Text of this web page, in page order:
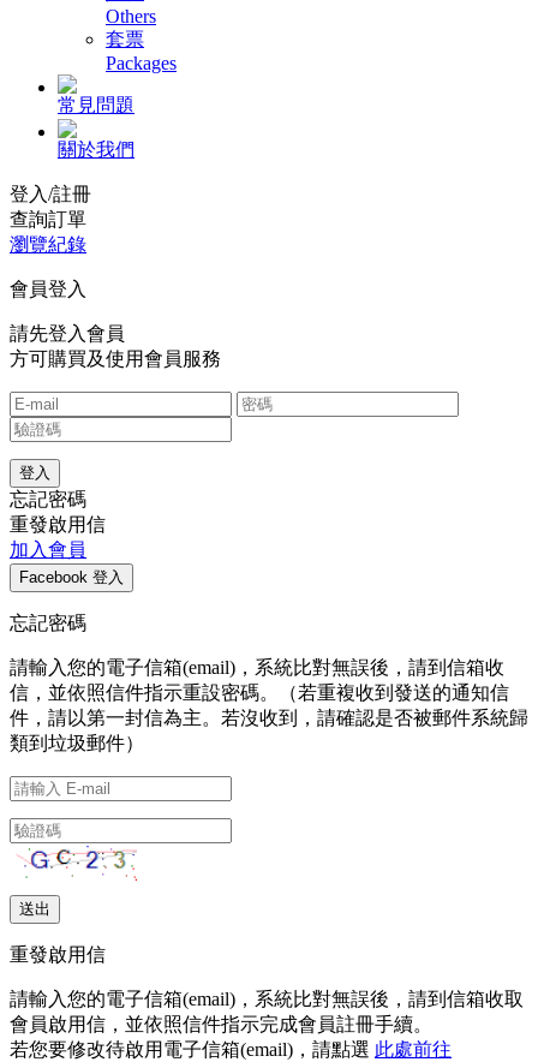
Others
套票
Packages
常見問題
關於我們
登入/註冊
查詢訂單
瀏覽紀錄
會員登入
請先登入會員
方可購買及使用會員服務
忘記密碼
重發啟用信
加入會員
忘記密碼
請輸入您的電子信箱(email)，系統比對無誤後，請到信箱收
信，並依照信件指示重設密碼。（若重複收到發送的通知信
件，請以第一封信為主。若沒收到，請確認是否被郵件系統歸
類到垃圾郵件）
重發啟用信
請輸入您的電子信箱(email)，系統比對無誤後，請到信箱收取
會員啟用信，並依照信件指示完成會員註冊手續。
若您要修改待啟用電子信箱(email)，請點選 此處前往